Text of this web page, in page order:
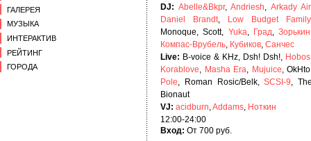
ГАЛЕРЕЯ
МУЗЫКА
ИНТЕРАКТИВ
РЕЙТИНГ
ГОРОДА
DJ: Abelle&Bkpr, Andriesh, Arkady Air
Daniel Brandt, Low Budget Family
Monoque, Scott, Yuka, Град, Зорькин
Компас-Врубель, Кубиков, Санчес
Live: B-voice & KHz, Dsh! Dsh!, Hobos
Korablove, Masha Era, Mujuice,
Pole, Roman Rosic/Belk,SCSI-9,
Bionaut
VJ: acidburn,Addams, Ноткин
12:00-24:00
Вход: От 700 руб.